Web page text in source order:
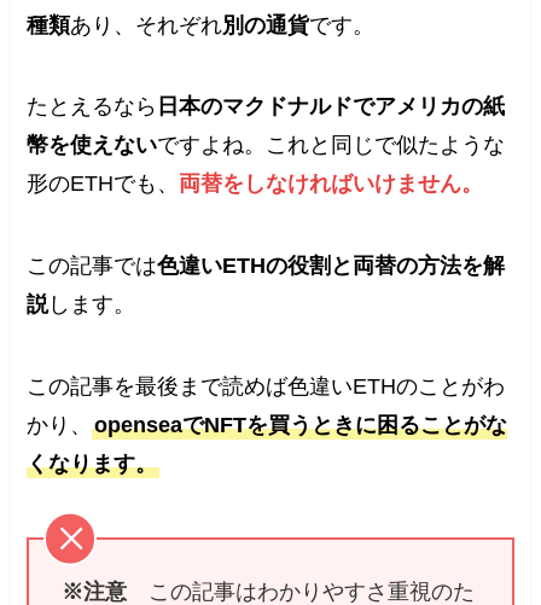
種類あり、それぞれ別の通貨です。
たとえるなら 日本のマクドナルドでアメリカの紙
幣を使えないですよね。これと同じで似たような
形のETHでも、 両替をしなければいけません。
この記事では色違いETHの役割と両替の方法を解
説します。
この記事を最後まで読めば色違いETHのことがわ
かり、openseaでNFTを買うときに困ることがな
くなります。
※注意 この記事はわかりやすさ重視のた